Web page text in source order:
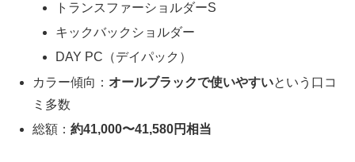
トランスファーショルダーS
キックバックショルダー
DAY PC（デイパック）
カラー傾向： オールブラックで使いやすいという口コ
ミ多数
総額：約41,000〜41,580円相当